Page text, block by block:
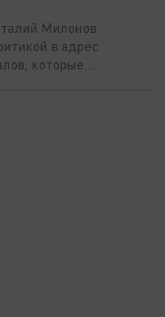
Милонов
в адрес
которые